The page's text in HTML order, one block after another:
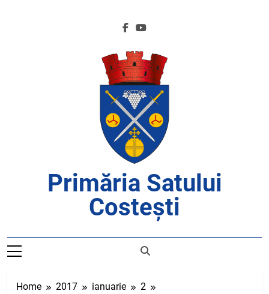
Primăria Satului
Costești
Home 2017 ianuarie
2